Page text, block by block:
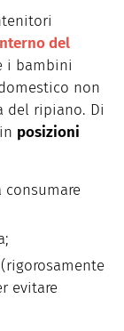
del
i bambini
non
del ripiano. Di
posizioni
evitare